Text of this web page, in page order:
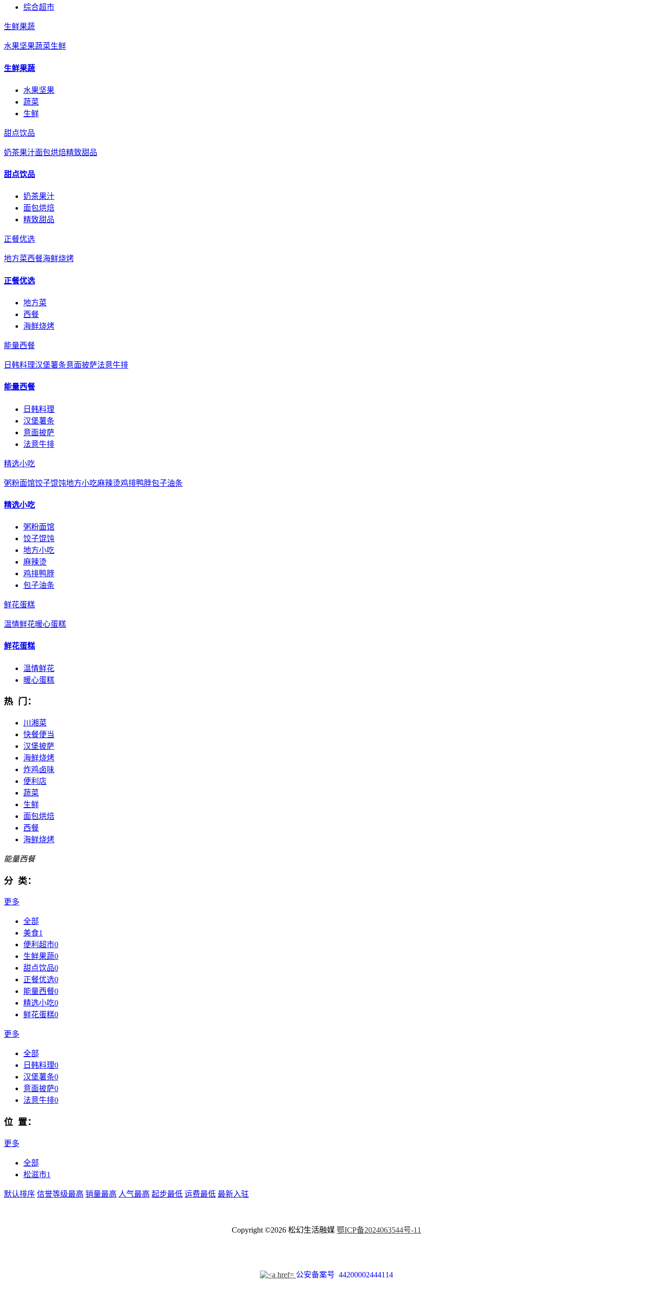
综合超市
生鲜果蔬
水果坚果蔬菜生鲜
生鲜果蔬
水果坚果
蔬菜
生鲜
甜点饮品
奶茶果汁面包烘焙精致甜品
甜点饮品
奶茶果汁
面包烘焙
精致甜品
正餐优选
地方菜西餐海鲜烧烤
正餐优选
地方菜
西餐
海鲜烧烤
能量西餐
日韩料理汉堡薯条意面披萨法意牛排
能量西餐
日韩料理
汉堡薯条
意面披萨
法意牛排
精选小吃
粥粉面馆饺子馄饨地方小吃麻辣烫鸡排鸭脖包子油条
精选小吃
粥粉面馆
饺子馄饨
地方小吃
麻辣烫
鸡排鸭脖
包子油条
鲜花蛋糕
温情鲜花暖心蛋糕
鲜花蛋糕
温情鲜花
暖心蛋糕
热 门：
川湘菜
快餐便当
汉堡披萨
海鲜烧烤
炸鸡卤味
便利店
蔬菜
生鲜
面包烘焙
西餐
海鲜烧烤
能量西餐
分 类：
更多
全部
美食1
便利超市0
生鲜果蔬0
甜点饮品0
正餐优选0
能量西餐0
精选小吃0
鲜花蛋糕0
更多
全部
日韩料理0
汉堡薯条0
意面披萨0
法意牛排0
位 置：
更多
全部
松滋市1
默认排序 信誉等级最高 销量最高 人气最高 起步最低 运费最低 最新入驻
Copyright ©2026 松幻生活融媒 鄂ICP备2024063544号-11
公安备案号 44200002444114